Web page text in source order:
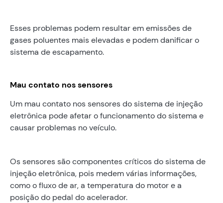
Esses problemas podem resultar em emissões de
gases poluentes mais elevadas e podem danificar o
sistema de escapamento.
Mau contato nos sensores
Um mau contato nos sensores do sistema de injeção
eletrônica pode afetar o funcionamento do sistema e
causar problemas no veículo.
Os sensores são componentes críticos do sistema de
injeção eletrônica, pois medem várias informações,
como o fluxo de ar, a temperatura do motor e a
posição do pedal do acelerador.